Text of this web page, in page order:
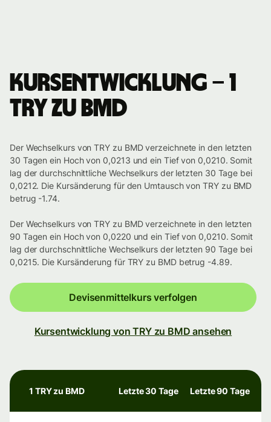
Kursentwicklung – 1
TRY zu BMD
Der Wechselkurs von TRY zu BMD verzeichnete in den letzten
30 Tagen ein Hoch von 0,0213 und ein Tief von 0,0210. Somit
lag der durchschnittliche Wechselkurs der letzten 30 Tage bei
0,0212. Die Kursänderung für den Umtausch von TRY zu BMD
betrug -1.74.
Der Wechselkurs von TRY zu BMD verzeichnete in den letzten
90 Tagen ein Hoch von 0,0220 und ein Tief von 0,0210. Somit
lag der durchschnittliche Wechselkurs der letzten 90 Tage bei
0,0215. Die Kursänderung für TRY zu BMD betrug -4.89.
Devisenmittelkurs verfolgen
Kursentwicklung von TRY zu BMD ansehen
1 TRY zu BMD Letzte 30 Tage Letzte 90 Tage